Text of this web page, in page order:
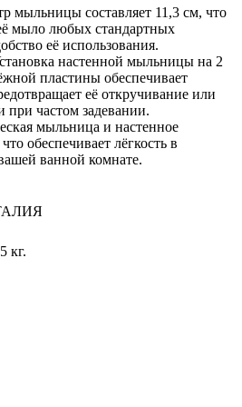
мыльницы составляет 11,3 см, что
мыло любых стандартных
её использования.
настенной мыльницы на 2
пластины обеспечивает
её откручивание или
при частом задевании.
мыльница и настенное
обеспечивает лёгкость в
ванной комнате.
кг.